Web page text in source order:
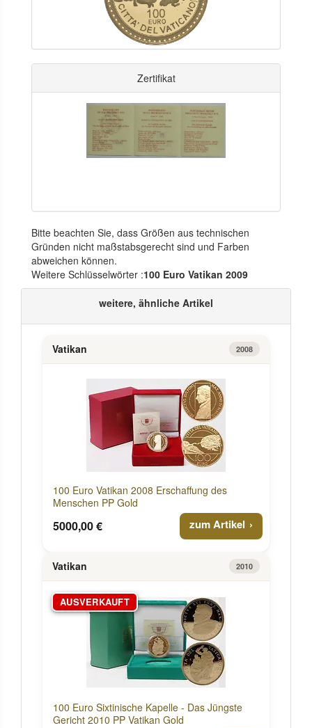
Zertifikat
Bitte beachten Sie, dass Größen aus technischen
Gründen nicht maßstabsgerecht sind und Farben
abweichen können.
Weitere Schlüsselwörter :100 Euro Vatikan 2009
weitere, ähnliche Artikel
Vatikan 2008
100 Euro Vatikan 2008 Erschaffung des
Menschen PP Gold
5000,00 € zum Artikel
Vatikan 2010
AUSVERKAUFT
100 Euro Sixtinische Kapelle - Das Jüngste
Gericht 2010 PP Vatikan Gold